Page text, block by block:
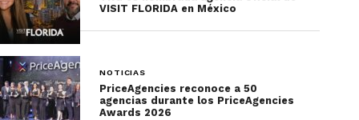
sonríen obligadas. El público aplaude sin notar las
lágrimas detrás del maquillaje.
VISIT FLORIDA en México
NOTICIAS
PriceAgencies reconoce a 50
agencias durante los PriceAgencies
Awards 2026